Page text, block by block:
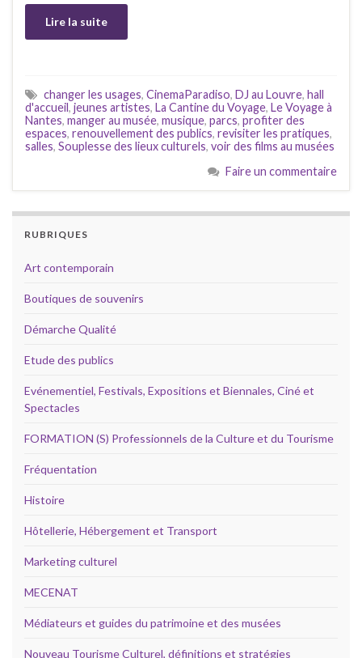
Lire la suite
changer les usages, CinemaParadiso, DJ au Louvre, hall
d'accueil, jeunes artistes, La Cantine du Voyage, Le Voyage à
Nantes, manger au musée, musique, parcs, profiter des
espaces, renouvellement des publics, revisiter les pratiques,
salles, Souplesse des lieux culturels, voir des films au musées
Faire un commentaire
RUBRIQUES
Art contemporain
Boutiques de souvenirs
Démarche Qualité
Etude des publics
Evénementiel, Festivals, Expositions et Biennales, Ciné et
Spectacles
FORMATION (S) Professionnels de la Culture et du Tourisme
Fréquentation
Histoire
Hôtellerie, Hébergement et Transport
Marketing culturel
MECENAT
Médiateurs et guides du patrimoine et des musées
Nouveau Tourisme Culturel, définitions et stratégies